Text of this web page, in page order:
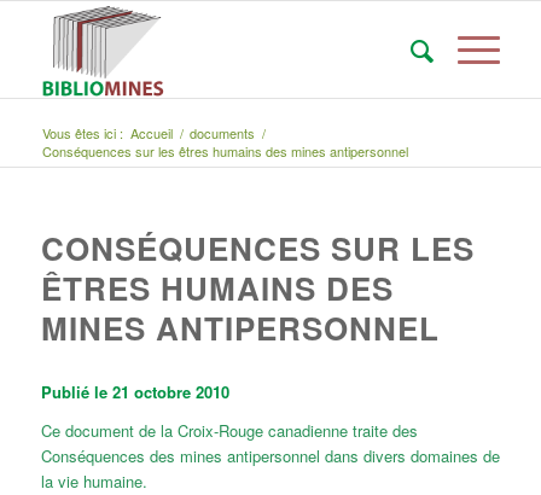
Vous êtes ici : Accueil / documents /
Conséquences sur les êtres humains des mines antipersonnel
CONSÉQUENCES SUR LES
ÊTRES HUMAINS DES
MINES ANTIPERSONNEL
Publié le 21 octobre 2010
Ce document de la Croix-Rouge canadienne traite des
Conséquences des mines antipersonnel dans divers domaines de
la vie humaine.